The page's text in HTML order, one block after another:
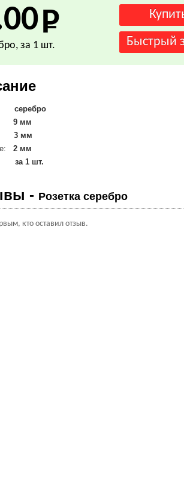
за 1 шт.
серебро
9 мм
мм
2 мм
за 1 шт.
- Розетка серебро
кто оставил отзыв.